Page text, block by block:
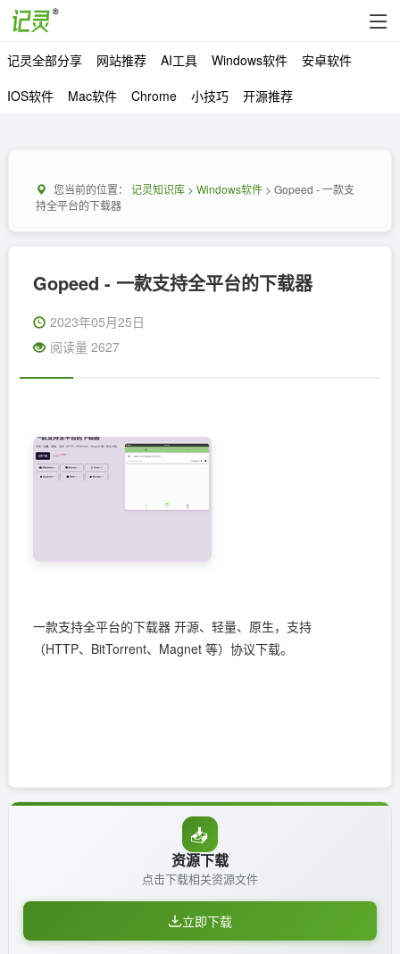
记灵全部分享 网站推荐 AI工具 Windows软件
安卓软件
IOS软件
Mac软件 Chrome 小技巧 开源推荐
您当前的位置： 记灵知识库> Windows软件> Gopeed - 一款支
持全平台的下载器
Gopeed - 一款支持全平台的下载器
2023年05月25日
阅读量 2627
一款支持全平台的下载器 开源、轻量、原生，支持
（HTTP、BitTorrent、Magnet 等）协议下载。
📥
资源下载
点击下载相关资源文件
立即下载